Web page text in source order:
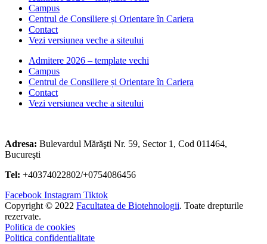
Campus
Centrul de Consiliere și Orientare în Cariera
Contact
Vezi versiunea veche a siteului
Admitere 2026 – template vechi
Campus
Centrul de Consiliere și Orientare în Cariera
Contact
Vezi versiunea veche a siteului
Adresa: Bulevardul Mărăşti Nr. 59, Sector 1, Cod 011464,
Bucureşti
Tel: +40374022802/+0754086456
Facebook Instagram Tiktok
Copyright © 2022 Facultatea de Biotehnologii. Toate drepturile
rezervate.
Politica de cookies
Politica confidentialitate